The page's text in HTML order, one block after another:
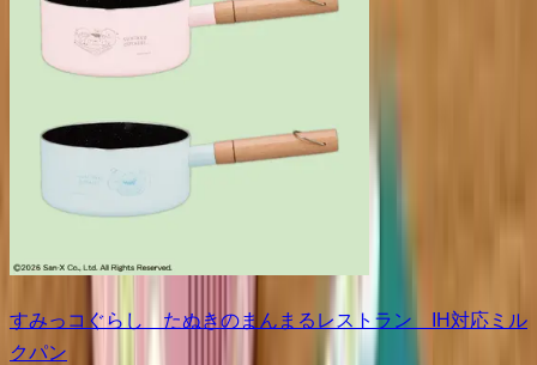
すみっコぐらし たぬきのまんまるレストラン IH対応ミル
クパン